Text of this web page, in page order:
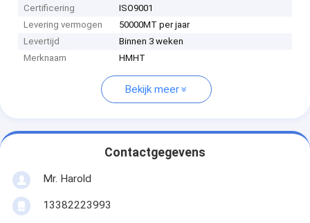
Certificering
ISO9001
Levering vermogen
50000MT per jaar
Levertijd
Binnen 3 weken
Merknaam
HMHT
Bekijk meer
Contactgegevens
Mr. Harold
13382223993